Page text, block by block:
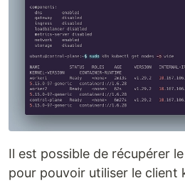
Il est possible de récupérer
pour pouvoir utiliser le client